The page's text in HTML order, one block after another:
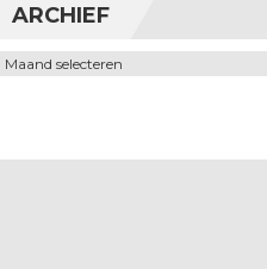
ARCHIEF
Archief